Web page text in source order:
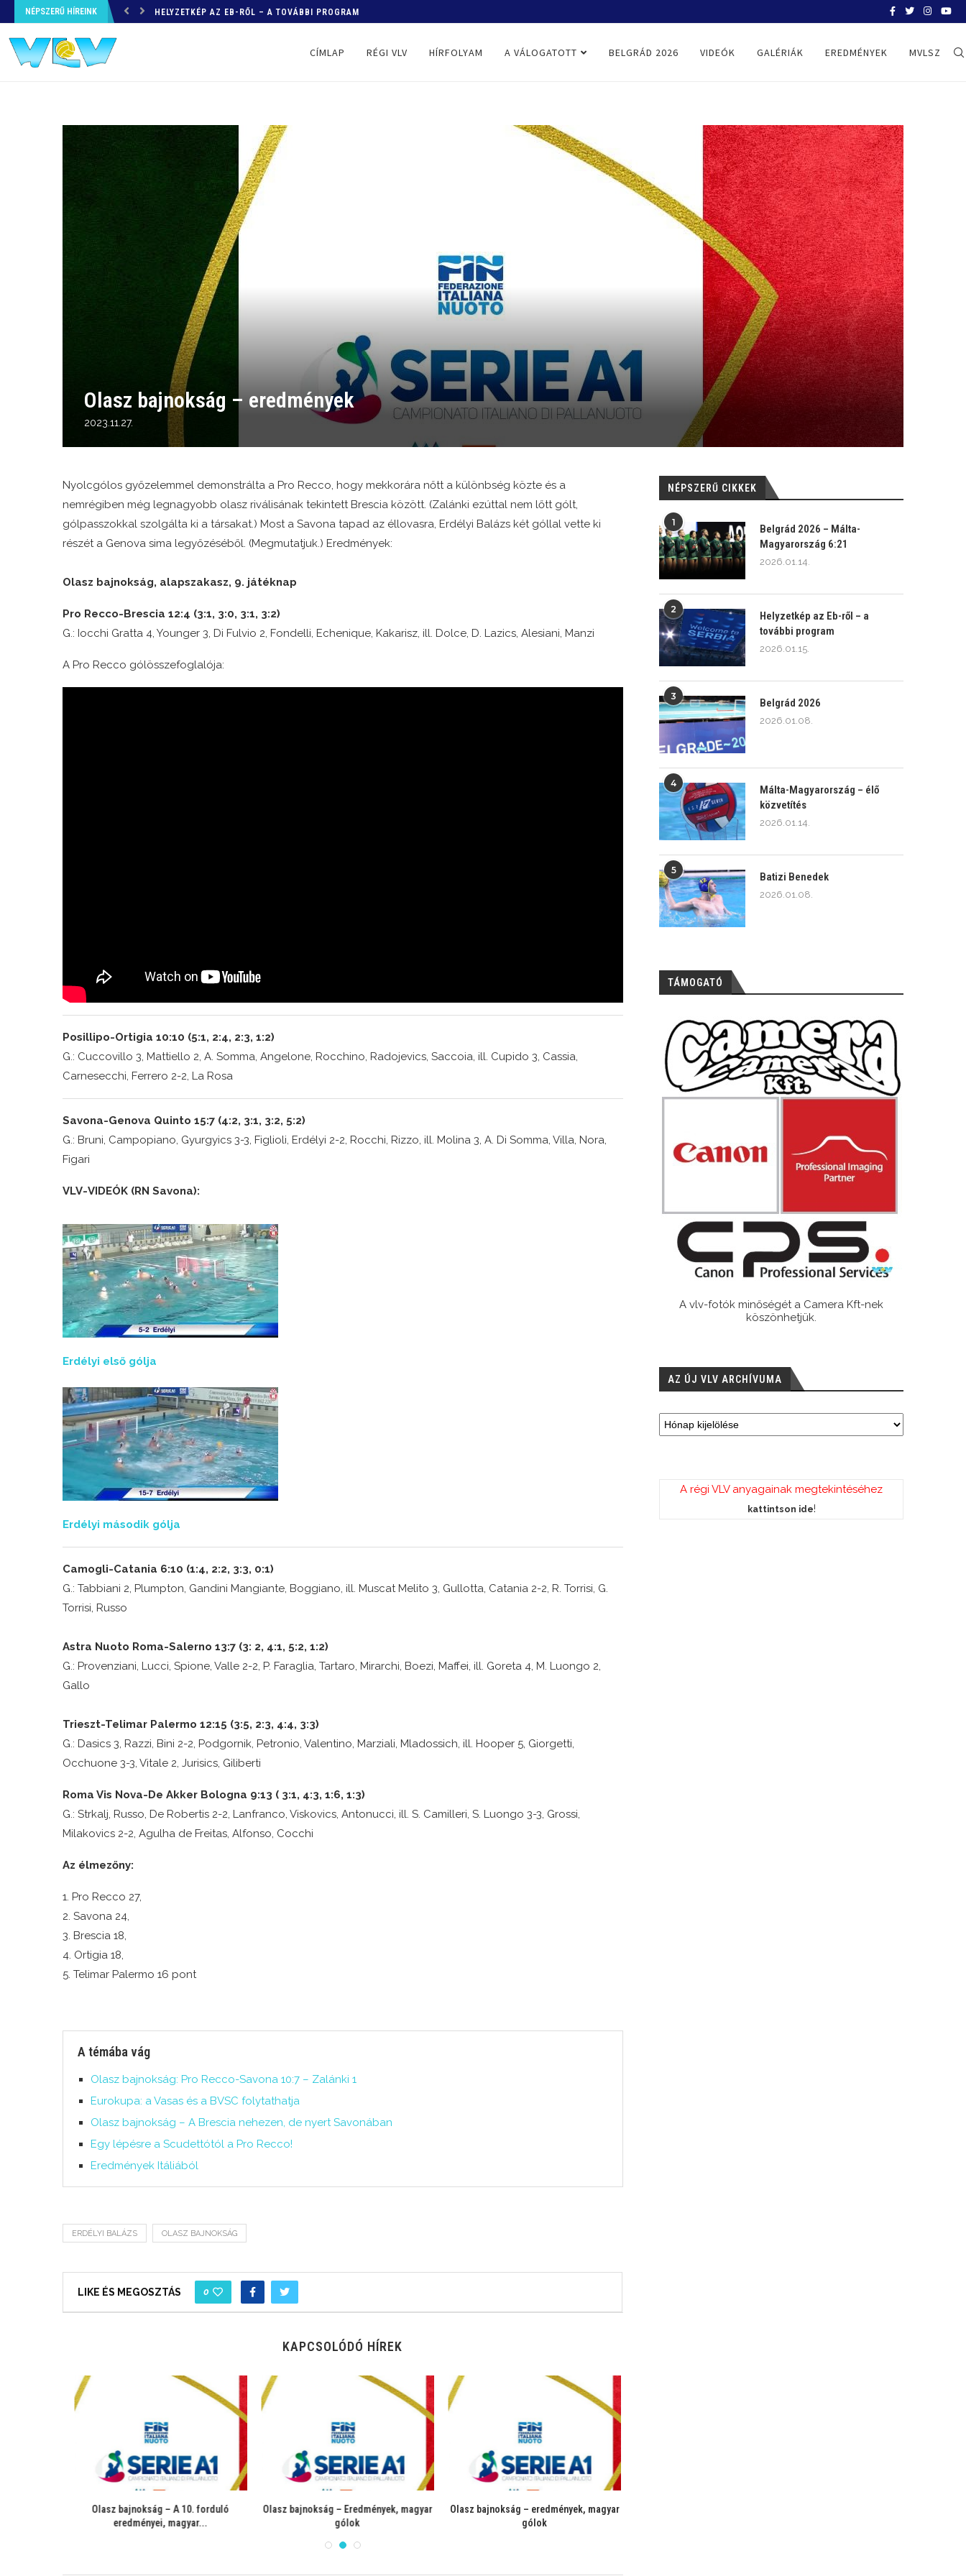
NÉPSZERŰ HÍREINK HELYZETKÉP AZ EB-RŐL – A TOVÁBBI PROGRAM
CÍMLAP RÉGI VLV HÍRFOLYAM A VÁLOGATOTT BELGRÁD 2026 VIDEÓK GALÉRIÁK EREDMÉNYEK MVLSZ
Olasz bajnokság – eredmények
2023.11.27.
Nyolcgólos győzelemmel demonstrálta a Pro Recco, hogy mekkorára nőtt a különbség közte és a
nemrégiben még legnagyobb olasz riválisának tekintett Brescia között. (Zalánki ezúttal nem lőtt gólt,
gólpasszokkal szolgálta ki a társakat.) Most a Savona tapad az éllovasra, Erdélyi Balázs két góllal vette ki
részét a Genova sima legyőzéséből. (Megmutatjuk.) Eredmények:
Olasz bajnokság, alapszakasz, 9. játéknap
Pro Recco-Brescia 12:4 (3:1, 3:0, 3:1, 3:2)
G.: Iocchi Gratta 4, Younger 3, Di Fulvio 2, Fondelli, Echenique, Kakarisz, ill. Dolce, D. Lazics, Alesiani, Manzi
A Pro Recco gólösszefoglalója:
Posillipo-Ortigia 10:10 (5:1, 2:4, 2:3, 1:2)
G.: Cuccovillo 3, Mattiello 2, A. Somma, Angelone, Rocchino, Radojevics, Saccoia, ill. Cupido 3, Cassia,
Carnesecchi, Ferrero 2-2, La Rosa
Savona-Genova Quinto 15:7 (4:2, 3:1, 3:2, 5:2)
G.: Bruni, Campopiano, Gyurgyics 3-3, Figlioli, Erdélyi 2-2, Rocchi, Rizzo, ill. Molina 3, A. Di Somma, Villa, Nora,
Figari
VLV-VIDEÓK (RN Savona):
Erdélyi első gólja
Erdélyi második gólja
Camogli-Catania 6:10 (1:4, 2:2, 3:3, 0:1)
G.: Tabbiani 2, Plumpton, Gandini Mangiante, Boggiano, ill. Muscat Melito 3, Gullotta, Catania 2-2, R. Torrisi, G.
Torrisi, Russo
Astra Nuoto Roma-Salerno 13:7 (3: 2, 4:1, 5:2, 1:2)
G.: Provenziani, Lucci, Spione, Valle 2-2, P. Faraglia, Tartaro, Mirarchi, Boezi, Maffei, ill. Goreta 4, M. Luongo 2,
Gallo
Trieszt-Telimar Palermo 12:15 (3:5, 2:3, 4:4, 3:3)
G.: Dasics 3, Razzi, Bini 2-2, Podgornik, Petronio, Valentino, Marziali, Mladossich, ill. Hooper 5, Giorgetti,
Occhuone 3-3, Vitale 2, Jurisics, Giliberti
Roma Vis Nova-De Akker Bologna 9:13 ( 3:1, 4:3, 1:6, 1:3)
G.: Strkalj, Russo, De Robertis 2-2, Lanfranco, Viskovics, Antonucci, ill. S. Camilleri, S. Luongo 3-3, Grossi,
Milakovics 2-2, Agulha de Freitas, Alfonso, Cocchi
Az élmezőny:
1. Pro Recco 27,
2. Savona 24,
3. Brescia 18,
4. Ortigia 18,
5. Telimar Palermo 16 pont
A témába vág
Olasz bajnokság: Pro Recco-Savona 10:7 – Zalánki 1
Eurokupa: a Vasas és a BVSC folytathatja
Olasz bajnokság – A Brescia nehezen, de nyert Savonában
Egy lépésre a Scudettótól a Pro Recco!
Eredmények Itáliából
ERDÉLYI BALÁZS OLASZ BAJNOKSÁG
LIKE ÉS MEGOSZTÁS 0
KAPCSOLÓDÓ HÍREK
Olasz bajnokság – A 10. forduló
eredményei, magyar...
Olasz bajnokság – Eredmények, magyar
gólok
Olasz bajnokság – eredmények, magyar
gólok
NÉPSZERŰ CIKKEK
1
Belgrád 2026 – Málta-
Magyarország 6:21
2026.01.14.
2
Helyzetkép az Eb-ről – a
további program
2026.01.15.
3
Belgrád 2026
2026.01.08.
4
Málta-Magyarország – élő
közvetítés
2026.01.14.
5
Batizi Benedek
2026.01.08.
TÁMOGATÓ
A vlv-fotók minőségét a Camera Kft-nek
köszönhetjük.
AZ ÚJ VLV ARCHÍVUMA
A régi VLV anyagainak megtekintéséhez
kattintson ide!